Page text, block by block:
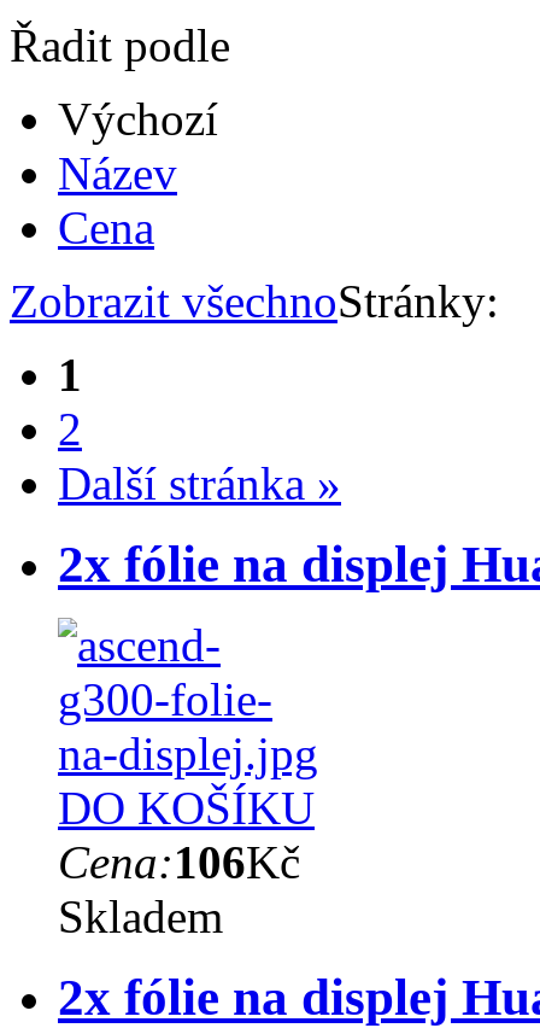
Řadit podle
Výchozí
Název
Cena
Zobrazit všechnoStránky:
1
2
Další stránka »
2x fólie na displej
DO KOŠÍKU
Cena:106Kč
Skladem
2x fólie na displej